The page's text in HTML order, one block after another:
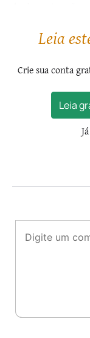
Leia
Crie sua conta
Leia